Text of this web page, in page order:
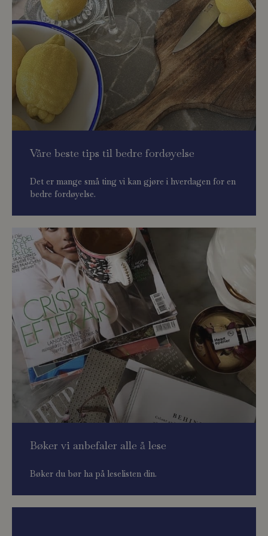
Våre beste tips til bedre fordøyelse
Det er mange små ting vi kan gjøre i hverdagen for en
bedre fordøyelse.
Bøker vi anbefaler alle å lese
Bøker du bør ha på leselisten din.